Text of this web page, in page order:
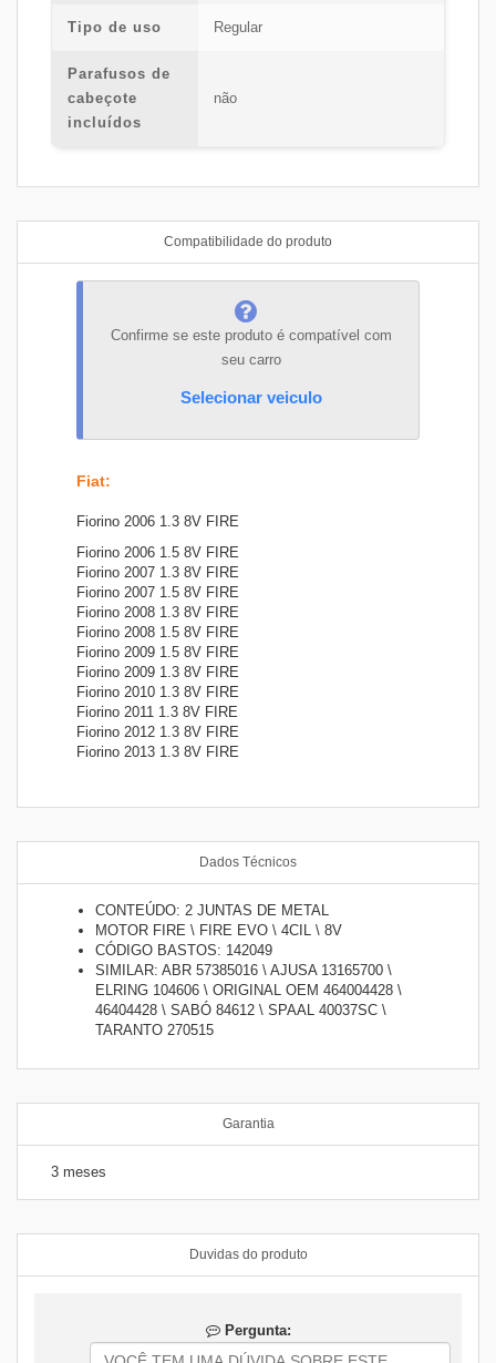
Tipo de uso Regular
Parafusos de
cabeçote
incluídos
não
Compatibilidade do produto
Confirme se este produto é compatível com
seu carro
Selecionar veiculo
Fiat:
Fiorino 2006 1.3 8V FIRE
Fiorino 2006 1.5 8V FIRE
Fiorino 2007 1.3 8V FIRE
Fiorino 2007 1.5 8V FIRE
Fiorino 2008 1.3 8V FIRE
Fiorino 2008 1.5 8V FIRE
Fiorino 2009 1.5 8V FIRE
Fiorino 2009 1.3 8V FIRE
Fiorino 2010 1.3 8V FIRE
Fiorino 2011 1.3 8V FIRE
Fiorino 2012 1.3 8V FIRE
Fiorino 2013 1.3 8V FIRE
Dados Técnicos
CONTEÚDO: 2 JUNTAS DE METAL
MOTOR FIRE \ FIRE EVO \ 4CIL \ 8V
CÓDIGO BASTOS: 142049
SIMILAR: ABR 57385016 \ AJUSA 13165700 \
ELRING 104606 \ ORIGINAL OEM 464004428 \
46404428 \ SABÓ 84612 \ SPAAL 40037SC \
TARANTO 270515
Garantia
3 meses
Duvidas do produto
Pergunta: